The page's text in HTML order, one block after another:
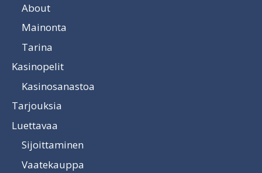
About
Mainonta
Tarina
Kasinopelit
Kasinosanastoa
Tarjouksia
Luettavaa
Sijoittaminen
Vaatekauppa